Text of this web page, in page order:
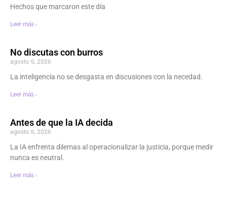
Hechos que marcaron este día
Leer más ›
No discutas con burros
agosto 6, 2026
La inteligencia no se desgasta en discusiones con la necedad.
Leer más ›
Antes de que la IA decida
agosto 6, 2026
La IA enfrenta dilemas al operacionalizar la justicia, porque medir
nunca es neutral.
Leer más ›